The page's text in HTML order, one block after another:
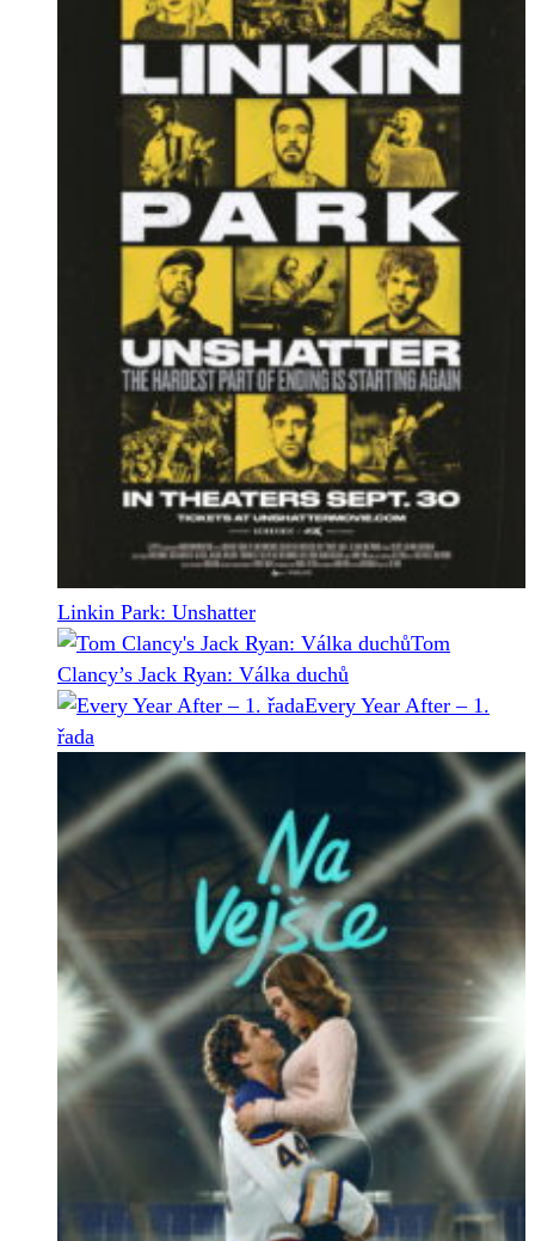
Linkin Park: Unshatter
Tom
Clancy’s Jack Ryan: Válka duchů
Every Year After – 1.
řada